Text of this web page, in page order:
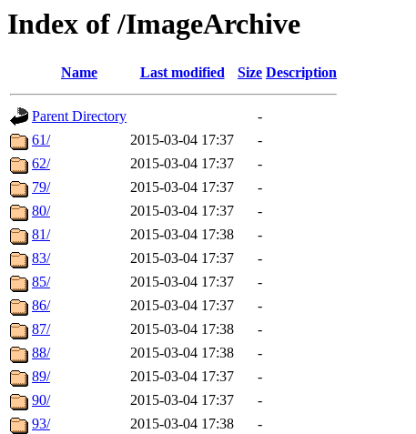
Index of /ImageArchive
Name Last modified Size Description
Parent Directory
-
61/
2015-03-04 17:37
-
62/
2015-03-04 17:37
-
79/
2015-03-04 17:37
-
80/
2015-03-04 17:37
-
81/
2015-03-04 17:38
-
83/
2015-03-04 17:37
-
85/
2015-03-04 17:37
-
86/
2015-03-04 17:37
-
87/
2015-03-04 17:38
-
88/
2015-03-04 17:38
-
89/
2015-03-04 17:37
-
90/
2015-03-04 17:37
-
93/
2015-03-04 17:38
-